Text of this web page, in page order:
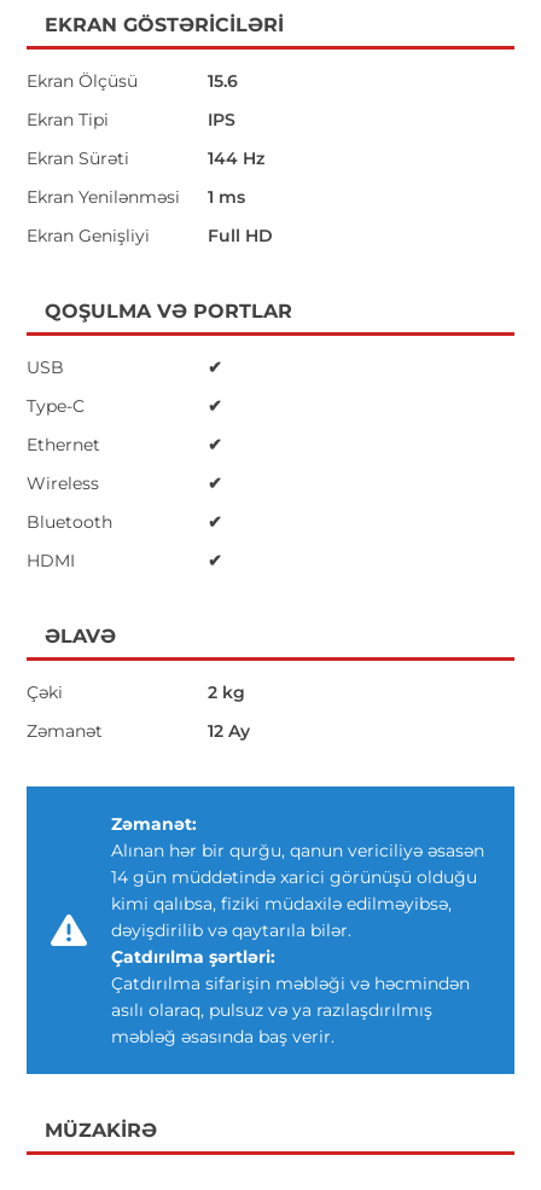
EKRAN GÖSTƏRICILƏRI
Ekran Ölçüsü
15.6
Ekran Tipi
IPS
Ekran Sürəti
144 Hz
Ekran Yenilənməsi
1 ms
Ekran Genişliyi
Full HD
QOŞULMA VƏ PORTLAR
USB
✔
Type-C
✔
Ethernet
✔
Wireless
✔
Bluetooth
✔
HDMI
✔
ƏLAVƏ
Çəki
2 kg
Zəmanət
12 Ay
Zəmanət:
Alınan hər bir qurğu, qanun vericiliyə əsasən
14 gün müddətində xarici görünüşü olduğu
kimi qalıbsa, fiziki müdaxilə edilməyibsə,
dəyişdirilib və qaytarıla bilər.
Çatdırılma şərtləri:
Çatdırılma sifarişin məbləği və həcmindən
asılı olaraq, pulsuz və ya razılaşdırılmış
məbləğ əsasında baş verir.
MÜZAKIRƏ